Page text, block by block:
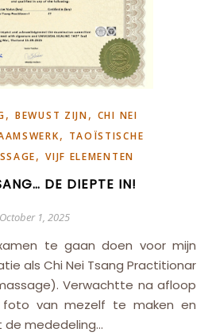
,BEWUST ZIJN, CHI NEI
, TAOÏSTISCHE
,VIJF ELEMENTEN
DE DIEPTE IN!
October 1, 2025
als Chi Nei Tsang Practitionar
Verwachtte na afloop
foto van mezelf te maken en
de mededeling…